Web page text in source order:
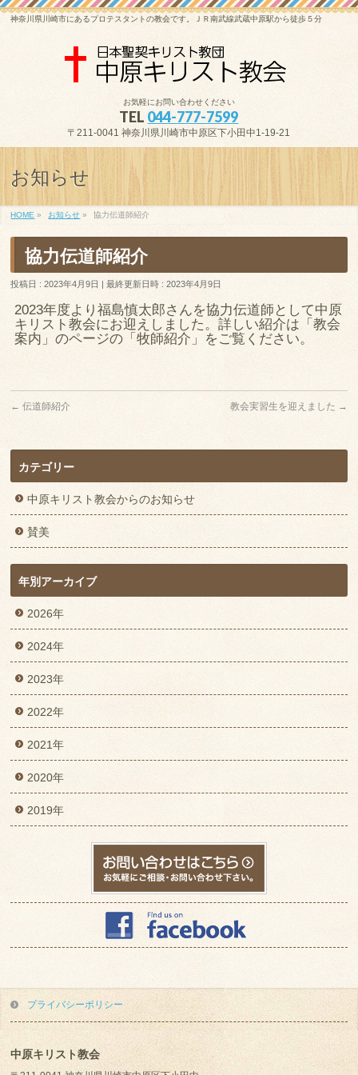
神奈川県川崎市にあるプロテスタントの教会です。ＪＲ南武線武蔵中原駅から徒歩５分
お気軽にお問い合わせください
TEL 044-777-7599
〒211-0041 神奈川県川崎市中原区下小田中1-19-21
お知らせ
HOME » お知らせ » 協力伝道師紹介
協力伝道師紹介
投稿日 : 2023年4月9日 最終更新日時 : 2023年4月9日
2023年度より福島慎太郎さんを協力伝道師として中原
キリスト教会にお迎えしました。詳しい紹介は「教会
案内」のページの「牧師紹介」をご覧ください。
← 伝道師紹介 教会実習生を迎えました →
カテゴリー
中原キリスト教会からのお知らせ
賛美
年別アーカイブ
2026年
2024年
2023年
2022年
2021年
2020年
2019年
プライバシーポリシー
中原キリスト教会